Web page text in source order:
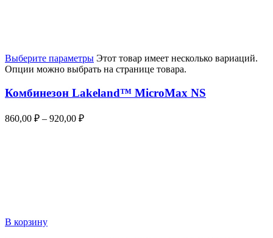
Выберите параметры Этот товар имеет несколько вариаций.
Опции можно выбрать на странице товара.
Комбинезон Lakeland™ MicroMax NS
860,00 ₽ – 920,00 ₽
В корзину